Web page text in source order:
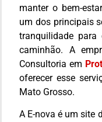
manter o bem-
um dos principais
tranquilidade
caminhão. A
Consultoria em
oferecer esse
Mato Grosso.
A E-nova é um site